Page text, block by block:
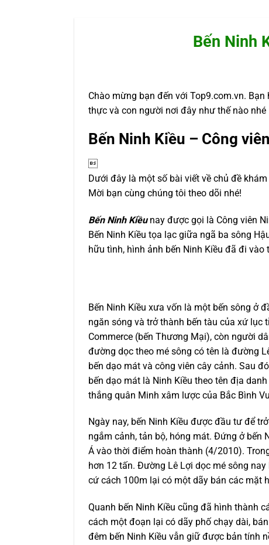
Bến Ninh
Chào mừng bạn đến với Top9.com.vn.
thực và con người nơi đây như thế nào nhé
Bến Ninh Kiều – Công

Dưới đây là một số bài viết về chủ đề
Mời bạn cùng chúng tôi theo dõi nhé!
Bến Ninh Kiềunay được gọi là Công viên
Bến Ninh Kiều tọa lạc giữa ngã ba sông
hữu tình, hình ảnh bến Ninh Kiều đã đi
Bến Ninh Kiều xưa vốn là một bến sông ở
ngăn sóng và trở thành bến tàu của xứ
Commerce (bến Thương Mại), còn người
đường dọc theo mé sông có tên là đường
bến dạo mát và công viên cây cảnh. Sau
bến dạo mát là Ninh Kiều theo tên địa
thắng quân Minh xâm lược của Bắc Bình
Ngày nay, bến Ninh Kiều được đầu tư để
ngắm cảnh, tản bộ, hóng mát. Đứng ở bến
Á vào thời điểm hoàn thành (4/2010).
hơn 12 tấn. Đường Lê Lợi dọc mé sông
cứ cách 100m lại có một dãy bán các mặt
Quanh bến Ninh Kiều cũng đã hình thành
cách một đoạn lại có dãy phố chạy dài,
đêm bến Ninh Kiều vẫn giữ được bản tính